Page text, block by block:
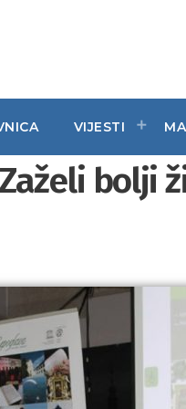
VIJESTI
bolji